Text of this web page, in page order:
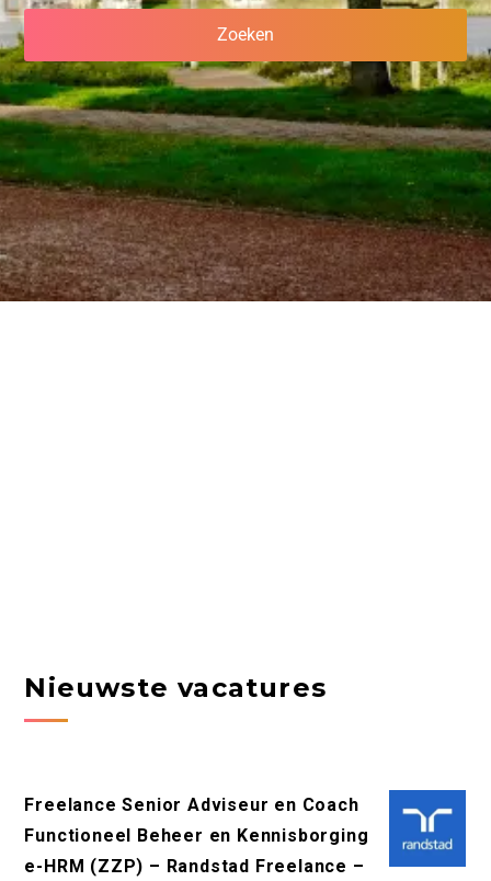
Nieuwste vacatures
Freelance Senior Adviseur en Coach
Functioneel Beheer en Kennisborging
e-HRM (ZZP) – Randstad Freelance –